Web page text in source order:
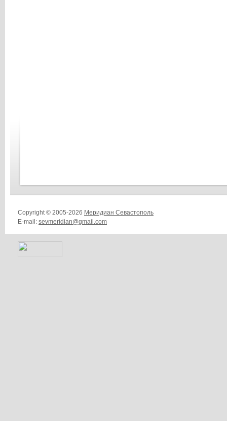
Copyright © 2005-2026 Меридиан Севастополь
E-mail: sevmeridian@gmail.com